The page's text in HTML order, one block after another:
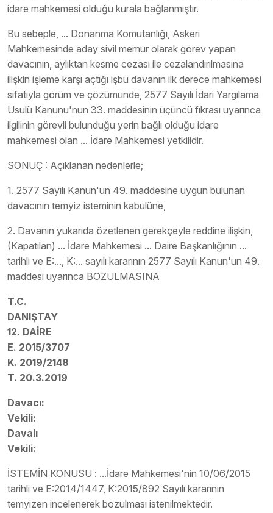
idare mahkemesi olduğu kurala bağlanmıştır.
Bu sebeple, ... Donanma Komutanlığı, Askeri
Mahkemesinde aday sivil memur olarak görev yapan
davacının, aylıktan kesme cezası ile cezalandırılmasına
ilişkin işleme karşı açtığı işbu davanın ilk derece mahkemesi
sıfatıyla görüm ve çözümünde, 2577 Sayılı İdari Yargılama
Usulü Kanunu'nun 33. maddesinin üçüncü fıkrası uyarınca
ilgilinin görevli bulunduğu yerin bağlı olduğu idare
mahkemesi olan ... İdare Mahkemesi yetkilidir.
SONUÇ : Açıklanan nedenlerle;
1. 2577 Sayılı Kanun'un 49. maddesine uygun bulunan
davacının temyiz isteminin kabulüne,
2. Davanın yukarıda özetlenen gerekçeyle reddine ilişkin,
(Kapatılan) ... İdare Mahkemesi ... Daire Başkanlığının ...
tarihli ve E:..., K:... sayılı kararının 2577 Sayılı Kanun'un 49.
maddesi uyarınca BOZULMASINA
T.C.
DANIŞTAY
12. DAİRE
E. 2015/3707
K. 2019/2148
T. 20.3.2019
Davacı:
Vekili:
Davalı
Vekili:
İSTEMİN KONUSU : ...İdare Mahkemesi'nin 10/06/2015
tarihli ve E:2014/1447, K:2015/892 Sayılı kararının
temyizen incelenerek bozulması istenilmektedir.